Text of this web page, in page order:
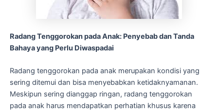
Radang Tenggorokan pada Anak: Penyebab dan Tanda
Bahaya yang Perlu Diwaspadai
Radang tenggorokan pada anak merupakan kondisi yang
sering ditemui dan bisa menyebabkan ketidaknyamanan.
Meskipun sering dianggap ringan, radang tenggorokan
pada anak harus mendapatkan perhatian khusus karena